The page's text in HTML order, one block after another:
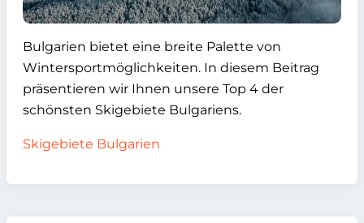
Bulgarien bietet eine breite Palette von
Wintersportmöglichkeiten. In diesem Beitrag
präsentieren wir Ihnen unsere Top 4 der
schönsten Skigebiete Bulgariens.
Skigebiete Bulgarien